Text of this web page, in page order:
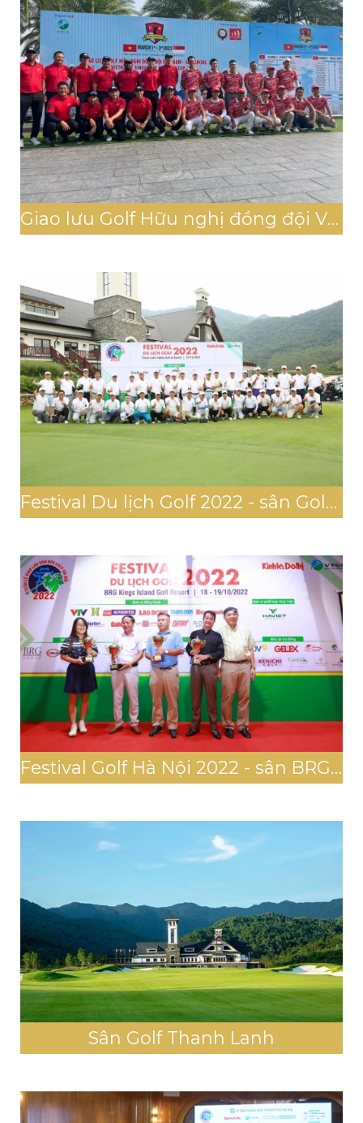
Giao lưu Golf Hữu nghị đồng đội Việt Nam- Singapore 2023
Festival Du lịch Golf 2022 - sân Golf Thanh Lanh
Festival Golf Hà Nội 2022 - sân BRG King's Island
Sân Golf Thanh Lanh